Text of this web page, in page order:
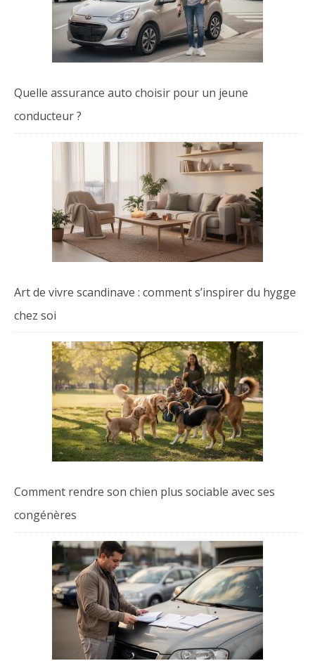
Quelle assurance auto choisir pour un jeune
conducteur ?
Art de vivre scandinave : comment s’inspirer du hygge
chez soi
Comment rendre son chien plus sociable avec ses
congénères